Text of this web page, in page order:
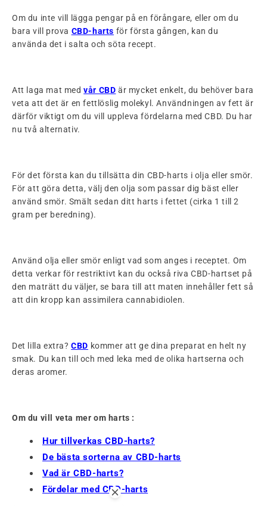
Om du inte vill lägga pengar på en förångare, eller om du
bara vill prova CBD-harts för första gången, kan du
använda det i salta och söta recept.
Att laga mat medvår CBD är mycket enkelt, du behöver bara
veta att det är en fettlöslig molekyl. Användningen av fett är
därför viktigt om du vill uppleva fördelarna med CBD. Du har
nu två alternativ.
För det första kan du tillsätta din CBD-harts i olja eller smör.
För att göra detta, välj den olja som passar dig bäst eller
använd smör. Smält sedan ditt harts i fettet (cirka 1 till 2
gram per beredning).
Använd olja eller smör enligt vad som anges i receptet. Om
detta verkar för restriktivt kan du också riva CBD-hartset på
den maträtt du väljer, se bara till att maten innehåller fett så
att din kropp kan assimilera cannabidiolen.
Det lilla extra?CBD kommer att ge dina preparat en helt ny
smak. Du kan till och med leka med de olika hartserna och
deras aromer.
Om du vill veta mer om harts :
Hur tillverkas CBD-harts?
De bästa sorterna av CBD-harts
Vad är CBD-harts?
Fördelar med CBD-harts